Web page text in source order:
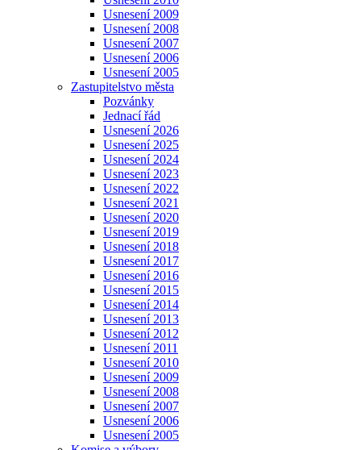
Usnesení 2009
Usnesení 2008
Usnesení 2007
Usnesení 2006
Usnesení 2005
Zastupitelstvo města
Pozvánky
Jednací řád
Usnesení 2026
Usnesení 2025
Usnesení 2024
Usnesení 2023
Usnesení 2022
Usnesení 2021
Usnesení 2020
Usnesení 2019
Usnesení 2018
Usnesení 2017
Usnesení 2016
Usnesení 2015
Usnesení 2014
Usnesení 2013
Usnesení 2012
Usnesení 2011
Usnesení 2010
Usnesení 2009
Usnesení 2008
Usnesení 2007
Usnesení 2006
Usnesení 2005